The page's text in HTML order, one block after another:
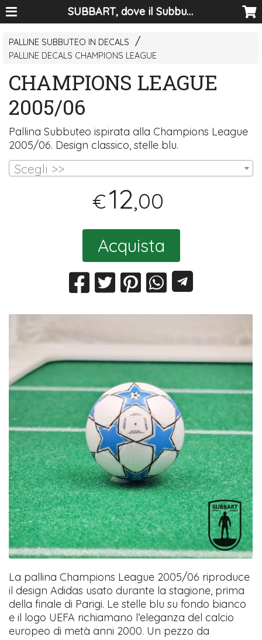
SUBBART, dove il Subbuteo diventa arte
PALLINE SUBBUTEO IN DECALS
PALLINE DECALS CHAMPIONS LEAGUE
CHAMPIONS LEAGUE
2005/06
Pallina Subbuteo ispirata alla Champions League
2005/06. Design classico, stelle blu.
Scegli >>
€12,00
Acquista
La pallina Champions League 2005/06 riproduce
il design Adidas usato durante la stagione, prima
della finale di Parigi. Le stelle blu su fondo bianco
e il logo UEFA richiamano l’eleganza del calcio
europeo di metà anni 2000. Un pezzo da